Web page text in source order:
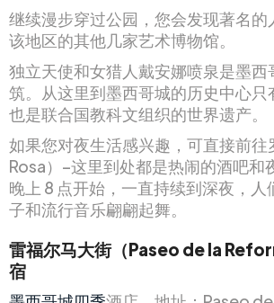
继续漫步穿过公园，您会发现著名的
该地区的其他几家艺术博物馆。
独立天使和女猎人戴安娜喷泉是墨西
筑。从这里到墨西哥城的历史中心只
也是联合国教科文组织的世界遗产。
如果您对夜生活感兴趣，可直接前
Rosa）–这里到处都是热闹的酒吧和
晚上 8 点开始，一直持续到深夜，人
子和流行音乐翩翩起舞。
雷福尔马大街（Paseo de la
宿